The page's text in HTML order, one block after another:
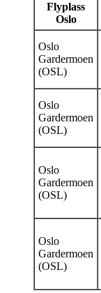
Flyplass
Oslo
Oslo
Gardermoen
(OSL)
Oslo
Gardermoen
(OSL)
Oslo
Gardermoen
(OSL)
Oslo
Gardermoen
(OSL)